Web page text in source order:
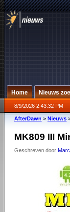
Home Nieuws
8/9/2026 2:43:32 PM
AfterDawn > Nieuws
MK809 III
Geschreven door